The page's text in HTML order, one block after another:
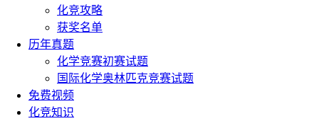
化竞攻略
获奖名单
历年真题
化学竞赛初赛试题
国际化学奥林匹克竞赛试题
免费视频
化竞知识